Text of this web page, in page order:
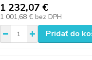
1 232,07 €
1 001,68 € bez DPH
Pridať do